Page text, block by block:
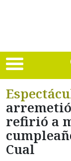
refirió a
Cual